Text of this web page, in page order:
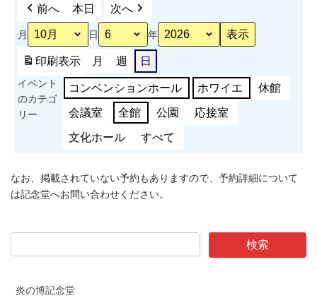
前へ 本日 次へ
月 日 年
印刷表示 月 週 日
イベント
のカテゴ
リー
コンベンションホール ホワイエ 休館
会議室 全館 公園 応接室
文化ホール すべて
なお、掲載されていない予約もありますので、予約詳細について
は記念堂へお問い合わせください。
炎の博記念堂